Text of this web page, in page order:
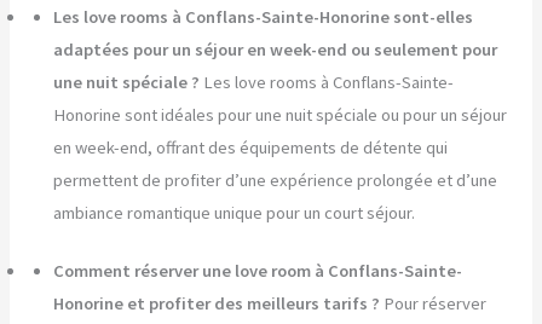
Les love rooms à Conflans-Sainte-Honorine sont-elles
adaptées pour un séjour en week-end ou seulement pour
une nuit spéciale ? Les love rooms à Conflans-Sainte-
Honorine sont idéales pour une nuit spéciale ou pour un séjour
en week-end, offrant des équipements de détente qui
permettent de profiter d’une expérience prolongée et d’une
ambiance romantique unique pour un court séjour.
Comment réserver une love room à Conflans-Sainte-
Honorine et profiter des meilleurs tarifs ? Pour réserver